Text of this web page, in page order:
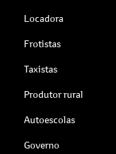
Locadora
Frotistas
Taxistas
Produtor rural
Autoescolas
Governo